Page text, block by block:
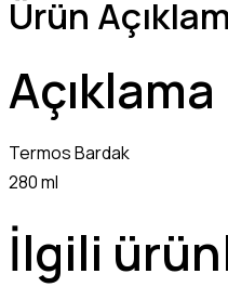
Ürün
Açıklama
Termos Bardak
280 ml
İlgili